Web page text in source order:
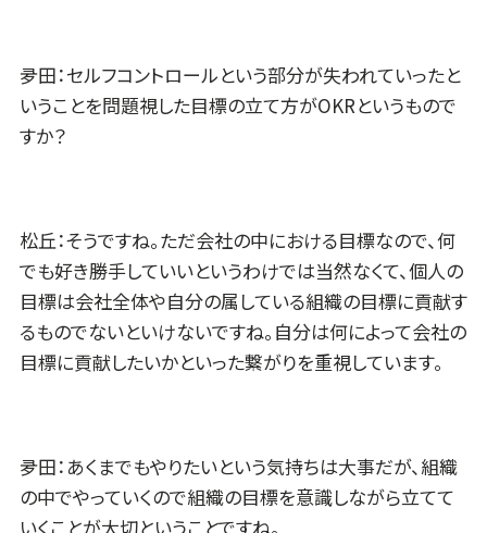
夛田：セルフコントロールという部分が失われていったと
いうことを問題視した目標の立て方がOKRというもので
すか？
松丘：そうですね。ただ会社の中における目標なので、何
でも好き勝手していいというわけでは当然なくて、個人の
目標は会社全体や自分の属している組織の目標に貢献す
るものでないといけないですね。自分は何によって会社の
目標に貢献したいかといった繋がりを重視しています。
夛田：あくまでもやりたいという気持ちは大事だが、組織
の中でやっていくので組織の目標を意識しながら立てて
いくことが大切ということですね。